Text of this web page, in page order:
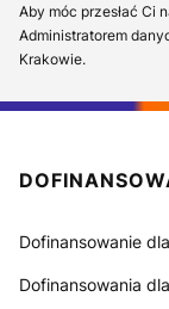
Aby móc przesłać Ci
Administratorem
Krakowie.
Linki w
Dofinansowanie
Dofinansowania